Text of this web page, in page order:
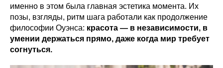
именно в этом была главная эстетика момента. Их
позы, взгляды, ритм шага работали как продолжение
философии Оуэнса: красота — в независимости, в
умении держаться прямо, даже когда мир требует
согнуться.